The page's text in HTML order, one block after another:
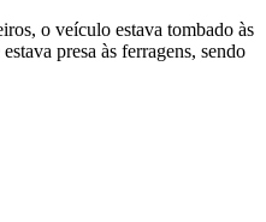
o veículo estava tombado às
presa às ferragens, sendo